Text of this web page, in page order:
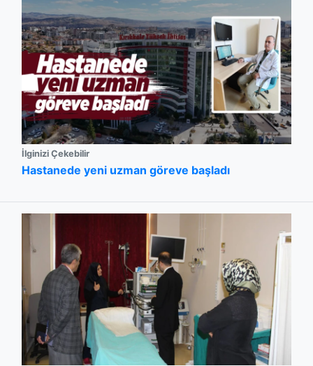
İlginizi Çekebilir
Hastanede yeni uzman göreve başladı